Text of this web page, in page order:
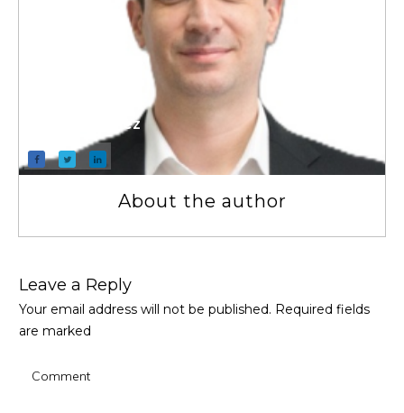
Pablo Sanchez
About the author
Leave a Repl​​​​​y
Your email address will not be published. Required fields
are marked